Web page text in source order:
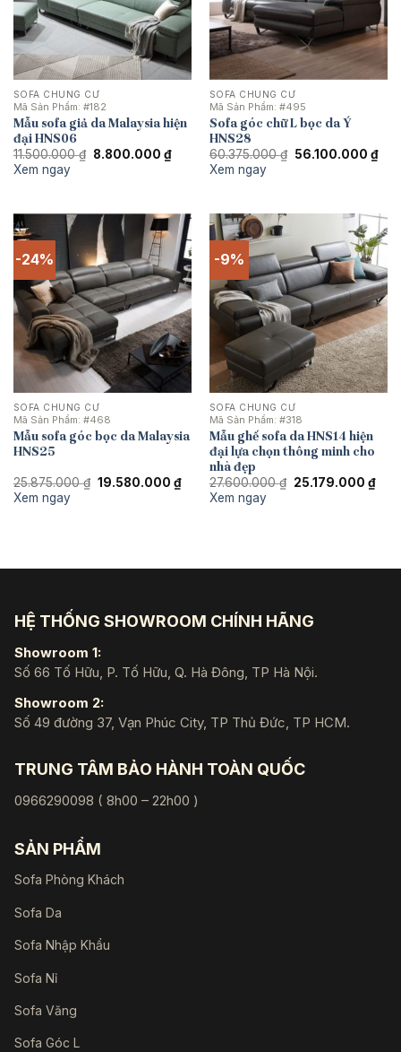
SOFA CHUNG CƯ
Mã Sản Phẩm: #182
Mẫu sofa giả da Malaysia hiện
đại HNS06
11.500.000₫ Giá
8.800.000 ₫Giá
hiện
Xem ngay
SOFA CHUNG CƯ
Mã Sản Phẩm: #495
Sofa góc chữ L bọc da Ý
HNS28
60.375.000₫ Giá
56.100.000 ₫Giá
hiện
Xem ngay
-24%
SOFA CHUNG CƯ
Mã Sản Phẩm: #468
Mẫu sofa góc bọc da Malaysia
HNS25
25.875.000₫ Giá
19.580.000 ₫Giá
hiện
Xem ngay
-9%
SOFA CHUNG CƯ
Mã Sản Phẩm: #318
Mẫu ghế sofa da HNS14 hiện
đại lựa chọn thông minh cho
nhà đẹp
27.600.000₫ Giá
25.179.000 ₫Giá
hiện
Xem ngay
HỆ THỐNG SHOWROOM CHÍNH HÃNG
Showroom 1:
Số 66 Tố Hữu, P. Tố Hữu, Q. Hà Đông, TP Hà Nội.
Showroom 2:
Số 49 đường 37, Vạn Phúc City, TP Thủ Đức, TP HCM.
TRUNG TÂM BẢO HÀNH TOÀN QUỐC
0966290098 ( 8h00 – 22h00 )
SẢN PHẨM
Sofa Phòng Khách
Sofa Da
Sofa Nhập Khẩu
Sofa Nỉ
Sofa Văng
Sofa Góc L